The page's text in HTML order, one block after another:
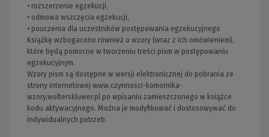
• rozszerzenie egzekucji,
• odmowa wszczęcia egzekucji,
• pouczenia dla uczestników postępowania egzekucyjnego
Książkę wzbogacono również o wzory (wraz z ich omówieniem),
które będą pomocne w tworzeniu treści pism w postępowaniu
egzekucyjnym.
Wzory pism są dostępne w wersji elektronicznej do pobrania ze
strony internetowej www.czynnosci-komornika-
wzory.wolterskluwer.pl po wpisaniu zamieszczonego w książce
kodu aktywacyjnego. Można je modyfikować i dostosowywać do
indywidualnych potrzeb.